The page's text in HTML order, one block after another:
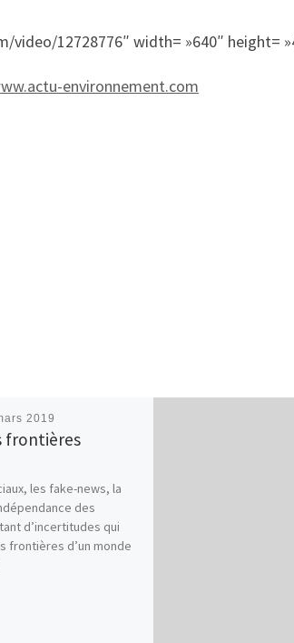
video/12728776″ width= »640″ height=
environnement.com
2019
frontières
les fake-news, la
des
d’incertitudes qui
frontières d’un monde